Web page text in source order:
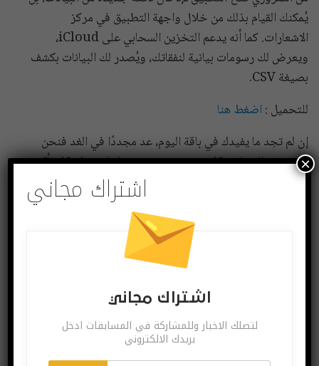
يُمكنك القيام بذلك من خلال واجهة التطبيق في مركز
الاشعارات. كما أنه يدعم التخزين السحابي على iCloud،
ويعرض لك رسومات بيانية لنفقاتك، ويُصدر لك البيانات بكشف
بصيغة CSV.
للتحميل : اضغط هنا
إن لم تجد ما يفيدك في باقة اليوم، عد مجددًا في الغد فنحن
نقدم هذه الفقرة بشكل يومي وستجد عندنا ما يفيدك بكل تأكيد.
iPhone اب ستور ابل
Facebook
Twitter
اشتراك مجاني
اشتراك مجاني
لتصلك الاخبار وللمشاركة في المسابقات ادخل
بريدك الالكتروني
×